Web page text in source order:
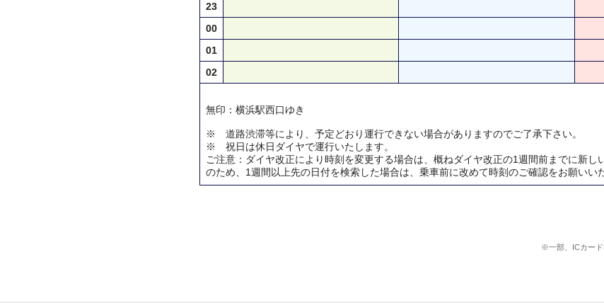
23
00
01
02
無印：横浜駅西口ゆき
※ 道路渋滞等により、予定どおり運行できない場合がありますのでご了承下さい。
※ 祝日は休日ダイヤで運行いたします。
ご注意：ダイヤ改正により時刻を変更する場合は、概ねダイヤ改正の1週間前までに新し
のため、1週間以上先の日付を検索した場合は、乗車前に改めて時刻のご確認をお願いい
※一部、ICカード